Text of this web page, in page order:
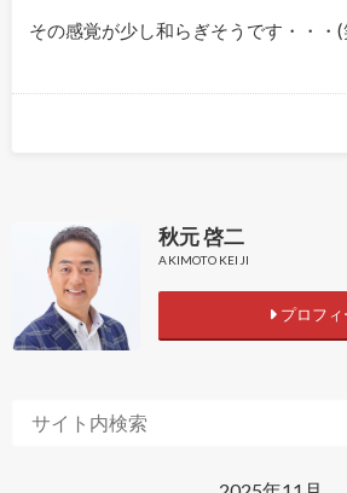
その感覚が少し和らぎそうです・・・(
秋元 啓二
AKIMOTO KEIJI
プロフィ